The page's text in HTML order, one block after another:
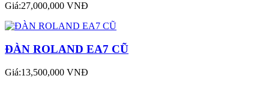
Giá:27,000,000 VNĐ
ĐÀN ROLAND EA7 CŨ
Giá:13,500,000 VNĐ